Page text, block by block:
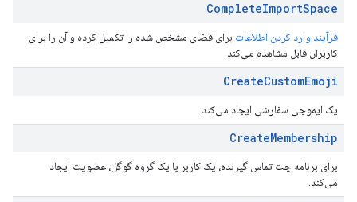
CompleteImportSpace
فرآیند وارد کردن اطلاعات برای فضای مشخص شده را تکمیل کرده و آن را برای
کاربران قابل مشاهده می‌کند.
CreateCustomEmoji
یک ایموجی سفارشی ایجاد می‌کند.
CreateMembership
برای برنامه چت تماس گیرنده، یک کاربر یا یک گروه گوگل، عضویت ایجاد
می‌کند.